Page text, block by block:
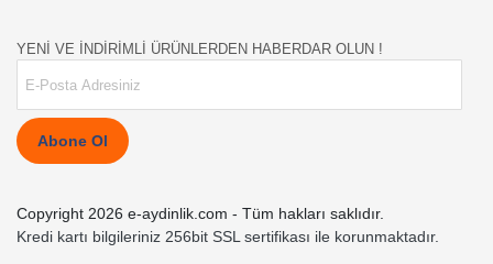
YENİ VE İNDİRİMLİ ÜRÜNLERDEN HABERDAR OLUN !
Abone Ol
Copyright 2026 e-aydinlik.com - Tüm hakları saklıdır.
Kredi kartı bilgileriniz 256bit SSL sertifikası ile korunmaktadır.